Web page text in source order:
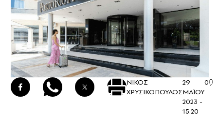
ΝΙΚΟΣ
ΧΡΥΣΙΚΟΠΟΥΛΟΣ
29
ΜΑΪΟΥ
2023 -
15:20
0